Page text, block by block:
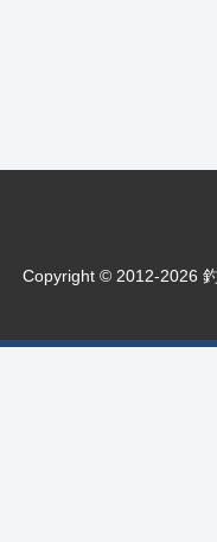
Copyright © 2012-2026